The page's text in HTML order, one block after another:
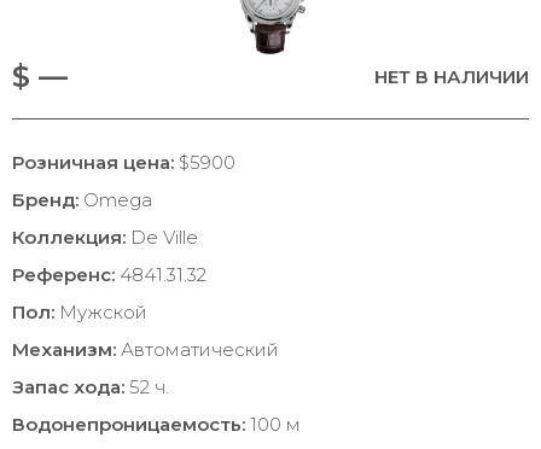
$ — НЕТ В НАЛИЧИИ
Розничная цена: $5900
Бренд: Omega
Коллекция: De Ville
Референс: 4841.31.32
Пол: Мужской
Механизм: Автоматический
Запас хода: 52 ч.
Водонепроницаемость: 100 м